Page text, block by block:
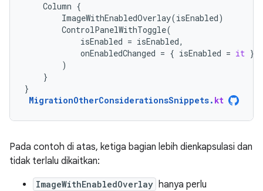
Column {
ImageWithEnabledOverlay(isEnabled)
ControlPanelWithToggle(
isEnabled = isEnabled,
onEnabledChanged = { isEnabled = it }
)
}
}
MigrationOtherConsiderationsSnippets. kt
Pada contoh di atas, ketiga bagian lebih dienkapsulasi dan
tidak terlalu dikaitkan:
ImageWithEnabledOverlay hanya perlu